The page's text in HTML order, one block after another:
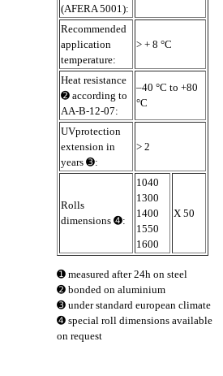
(AFERA 5001):
Recommended
application
temperature:
> + 8 °C
Heat resistance
➋ according to
AA-B-12-07:
–40 °C to +80
°C
UVprotection
extension in
years ➌:
> 2
Rolls
dimensions ➍:
1040
1300
1400
1550
1600
X 50
➊ measured after 24h on steel
➋ bonded on aluminium
➌ under standard european climate
➍ special roll dimensions available
on request